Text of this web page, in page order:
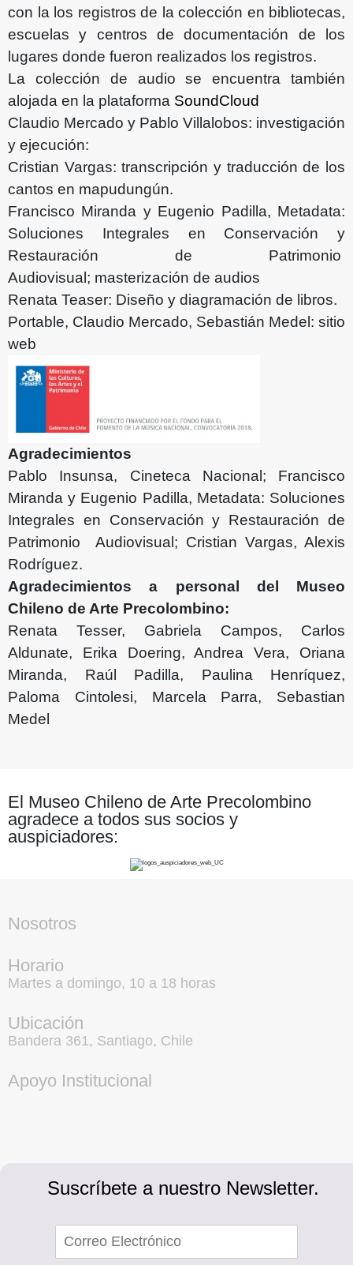
con la los registros de la colección en bibliotecas,
escuelas y centros de documentación de los
lugares donde fueron realizados los registros.
La colección de audio se encuentra también
alojada en la plataforma SoundCloud
Claudio Mercado y Pablo Villalobos: investigación
y ejecución:
Cristian Vargas: transcripción y traducción de los
cantos en mapudungún.
Francisco Miranda y Eugenio Padilla, Metadata:
Soluciones Integrales en Conservación y
Restauración de Patrimonio
Audiovisual; masterización de audios
Renata Teaser: Diseño y diagramación de libros.
Portable, Claudio Mercado, Sebastián Medel: sitio
web
Agradecimientos
Pablo Insunsa, Cineteca Nacional; Francisco
Miranda y Eugenio Padilla, Metadata: Soluciones
Integrales en Conservación y Restauración de
Patrimonio Audiovisual; Cristian Vargas, Alexis
Rodríguez.
Agradecimientos a personal del Museo
Chileno de Arte Precolombino:
Renata Tesser, Gabriela Campos, Carlos
Aldunate, Erika Doering, Andrea Vera, Oriana
Miranda, Raúl Padilla, Paulina Henríquez,
Paloma Cintolesi, Marcela Parra, Sebastian
Medel
El Museo Chileno de Arte Precolombino
agradece a todos sus socios y
auspiciadores:
Nosotros
Horario
Martes a domingo, 10 a 18 horas
Ubicación
Bandera 361, Santiago, Chile
Apoyo Institucional
Suscríbete a nuestro Newsletter.